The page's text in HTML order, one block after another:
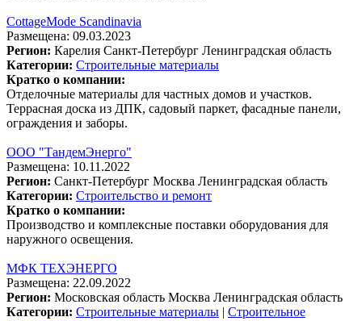
CottageMode Scandinavia
Размещена: 09.03.2023
Регион: Карелия Санкт-Петербург Ленинградская область
Категории: Строительные материалы
Кратко о компании:
Отделочные материалы для частных домов и участков.
Террасная доска из ДПК, садовый паркет, фасадные панели,
ограждения и заборы.
ООО "ТандемЭнерго"
Размещена: 10.11.2022
Регион: Санкт-Петербург Москва Ленинградская область
Категории: Строительство и ремонт
Кратко о компании:
Производство и комплексные поставки оборудования для
наружного освещения.
МФК ТЕХЭНЕРГО
Размещена: 22.09.2022
Регион: Московская область Москва Ленинградская область
Категории: Строительные материалы | Строительное